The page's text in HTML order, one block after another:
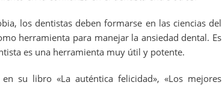
los dentistas deben formarse en las ciencias del
herramienta para manejar la ansiedad dental. Es
es una herramienta muy útil y potente.
su libro «La auténtica felicidad», «Los mejores